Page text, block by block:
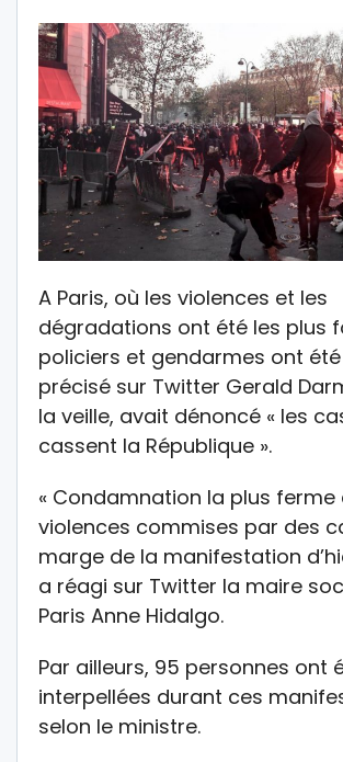
A Paris, où les violences et les
dégradations ont été les plus
policiers et gendarmes ont
précisé sur Twitter Gerald
la veille, avait dénoncé « les
cassent la République ».
« Condamnation la plus ferme
violences commises par des
marge de la manifestation
a réagi sur Twitter la maire
Paris Anne Hidalgo.
Par ailleurs, 95 personnes ont
interpellées durant ces
selon le ministre.